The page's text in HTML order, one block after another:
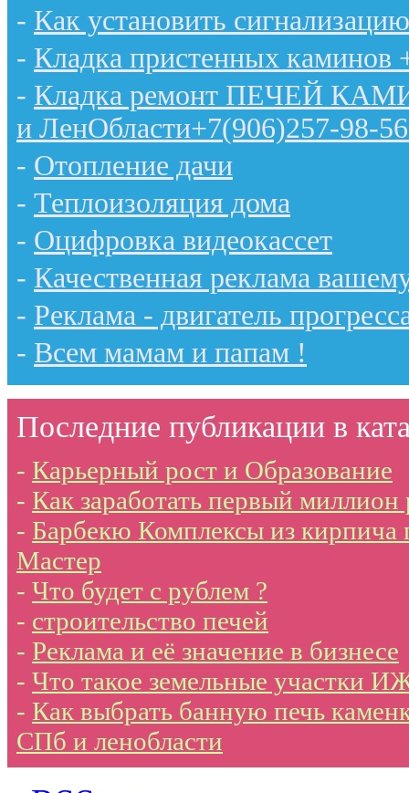
- Как установить
- Кладка пристенных каминов
- Кладка ремонт ПЕЧЕЙ
и ЛенОбласти+7(906)257-98-
- Отопление дачи
- Теплоизоляция дома
- Оцифровка видеокассет
- Качественная реклама
- Реклама - двигатель
- Всем мамам и папам !
Последние публикации в
- Карьерный рост и Образование
- Как заработать первый миллион
- Барбекю Комплексы из
Мастер
- Что будет с рублем ?
- строительство печей
- Реклама и её значение в бизнесе
- Что такое земельные участки
- Как выбрать банную печь
СПб и ленобласти